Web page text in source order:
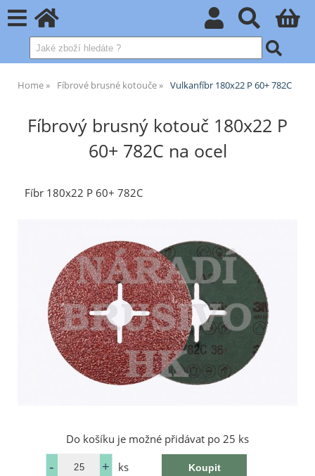
Home Fíbrové brusné kotouče Vulkanfíbr 180x22 P 60+ 782C
Fíbrový brusný kotouč 180x22 P
60+ 782C na ocel
Fíbr 180x22 P 60+ 782C
Do košíku je možné přidávat po 25 ks
ks